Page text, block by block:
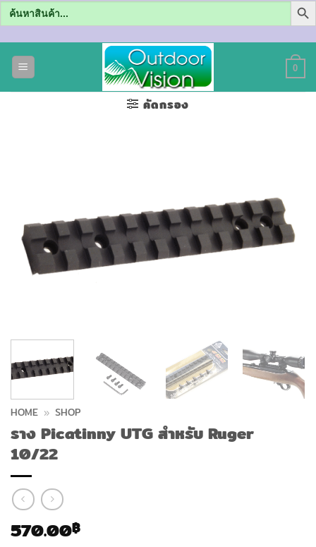
Search
for:
0
คัดกรอง
HOME » SHOP
ราง Picatinny UTG สำหรับ Ruger
10/22
570.00฿